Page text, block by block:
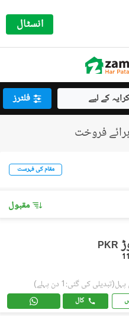
انسٹال
کرایہ کے لیے فلٹرز
مقام کی فہرست
مقبول
PKR
(تبدیلی کی گئی:1 دن پہلے)
کال